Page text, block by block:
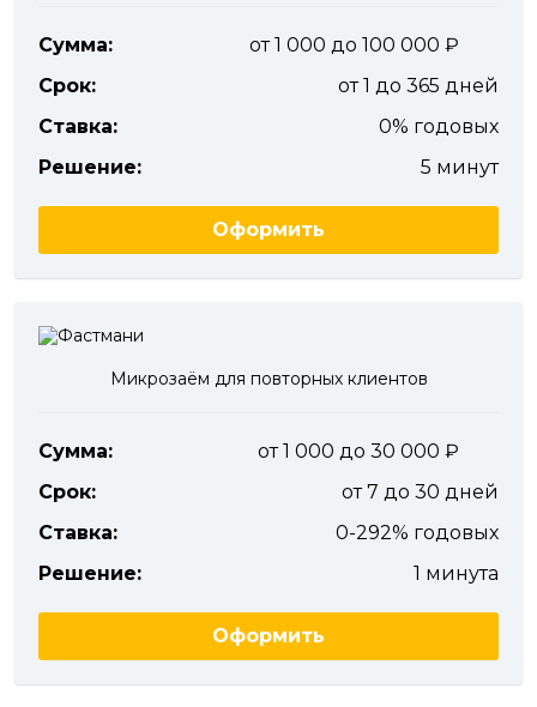
Сумма:
от 1 000 до 100 000
Срок:
от 1 до 365 дней
Ставка:
0% годовых
Решение:
5 минут
Оформить
Микрозаём для повторных клиентов
Сумма:
от 1 000 до 30 000
Срок:
от 7 до 30 дней
Ставка:
0-292% годовых
Решение:
1 минута
Оформить